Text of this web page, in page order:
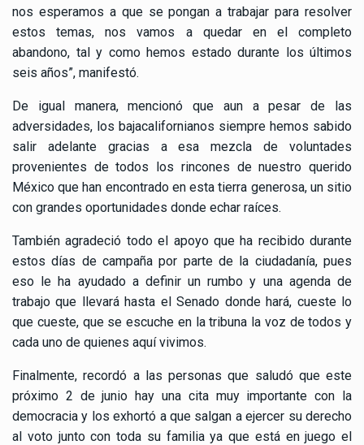
nos esperamos a que se pongan a trabajar para resolver
estos temas, nos vamos a quedar en el completo
abandono, tal y como hemos estado durante los últimos
seis años”, manifestó.
De igual manera, mencionó que aun a pesar de las
adversidades, los bajacalifornianos siempre hemos sabido
salir adelante gracias a esa mezcla de voluntades
provenientes de todos los rincones de nuestro querido
México que han encontrado en esta tierra generosa, un sitio
con grandes oportunidades donde echar raíces.
También agradeció todo el apoyo que ha recibido durante
estos días de campaña por parte de la ciudadanía, pues
eso le ha ayudado a definir un rumbo y una agenda de
trabajo que llevará hasta el Senado donde hará, cueste lo
que cueste, que se escuche en la tribuna la voz de todos y
cada uno de quienes aquí vivimos.
Finalmente, recordó a las personas que saludó que este
próximo 2 de junio hay una cita muy importante con la
democracia y los exhortó a que salgan a ejercer su derecho
al voto junto con toda su familia ya que está en juego el